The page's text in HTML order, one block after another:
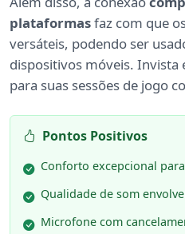
plataformasfaz com que
versáteis, podendo ser
dispositivos móveis.
para suas sessões de jogo
Pontos Positivos
Conforto excepcional
Qualidade de som
Microfone com